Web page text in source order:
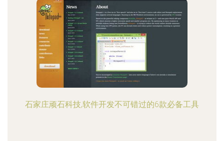
石家庄顽石科技,软件开发不可错过的6款必备工具